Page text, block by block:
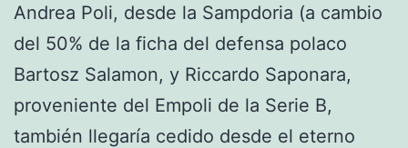
Andrea Poli, desde la Sampdoria (a cambio
del 50% de la ficha del defensa polaco
Bartosz Salamon, y Riccardo Saponara,
proveniente del Empoli de la Serie B,
también llegaría cedido desde el eterno